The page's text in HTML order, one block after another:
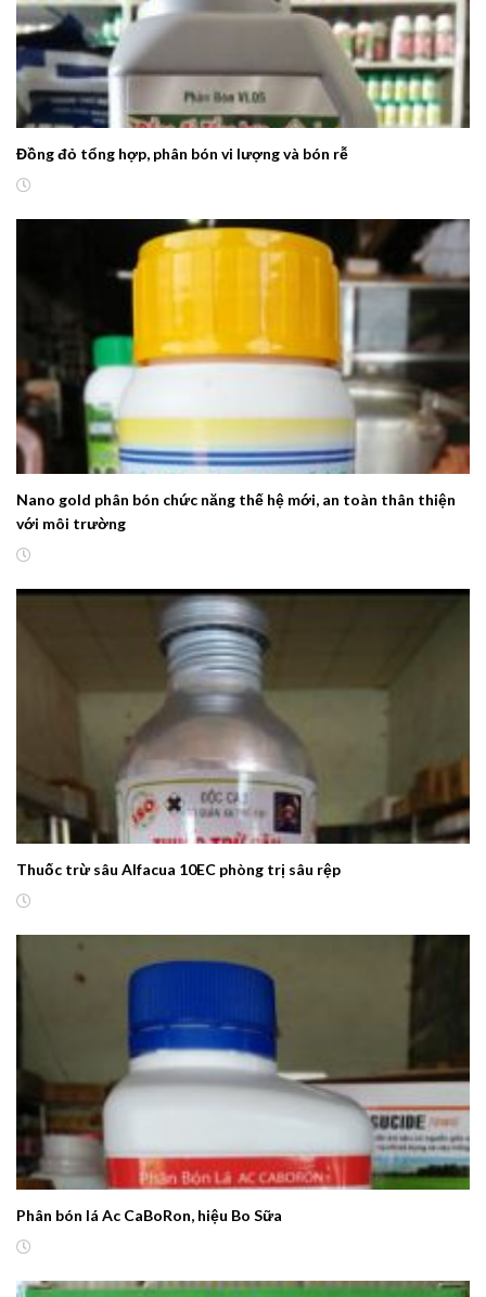
Đồng đỏ tổng hợp, phân bón vi lượng và bón rễ
Nano gold phân bón chức năng thế hệ mới, an toàn thân thiện
với môi trường
Thuốc trừ sâu Alfacua 10EC phòng trị sâu rệp
Phân bón lá Ac CaBoRon, hiệu Bo Sữa